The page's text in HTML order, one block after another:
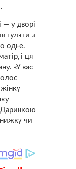
— у дворі
гуляти з
одне.
і ця
«У вас
Даринкою
чи